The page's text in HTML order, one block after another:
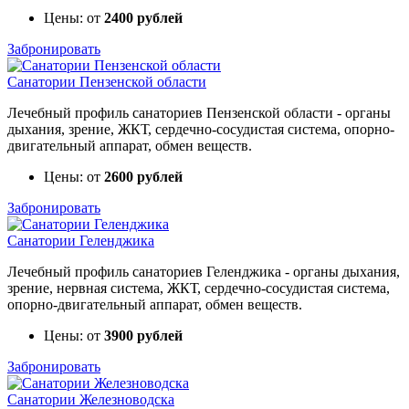
Цены: от 2400 рублей
Забронировать
Санатории Пензенской области
Лечебный профиль санаториев Пензенской области - органы
дыхания, зрение, ЖКТ, сердечно-сосудистая система, опорно-
двигательный аппарат, обмен веществ.
Цены: от 2600 рублей
Забронировать
Санатории Геленджика
Лечебный профиль санаториев Геленджика - органы дыхания,
зрение, нервная система, ЖКТ, сердечно-сосудистая система,
опорно-двигательный аппарат, обмен веществ.
Цены: от 3900 рублей
Забронировать
Санатории Железноводска